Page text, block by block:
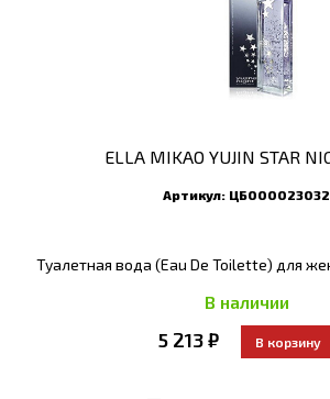
ELLA MIKAO YUJIN STAR
Артикул: ЦБ000023032
Туалетная вода (Eau De Toilette) для
В наличии
5 213 ₽